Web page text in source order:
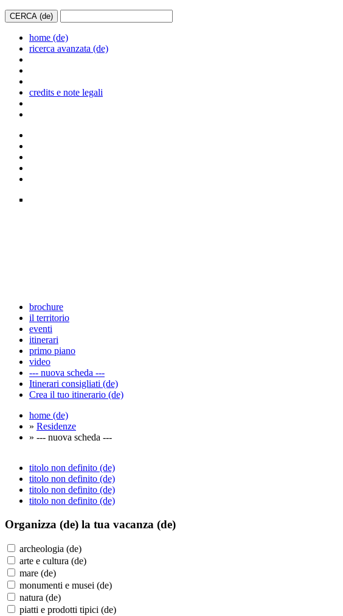
home (de)
ricerca avanzata (de)
credits e note legali
brochure
il territorio
eventi
itinerari
primo piano
video
--- nuova scheda ---
Itinerari consigliati (de)
Crea il tuo itinerario (de)
home (de)
» Residenze
» --- nuova scheda ---
titolo non definito (de)
titolo non definito (de)
titolo non definito (de)
titolo non definito (de)
Organizza (de) la tua vacanza (de)
archeologia (de)
arte e cultura (de)
mare (de)
monumenti e musei (de)
natura (de)
piatti e prodotti tipici (de)